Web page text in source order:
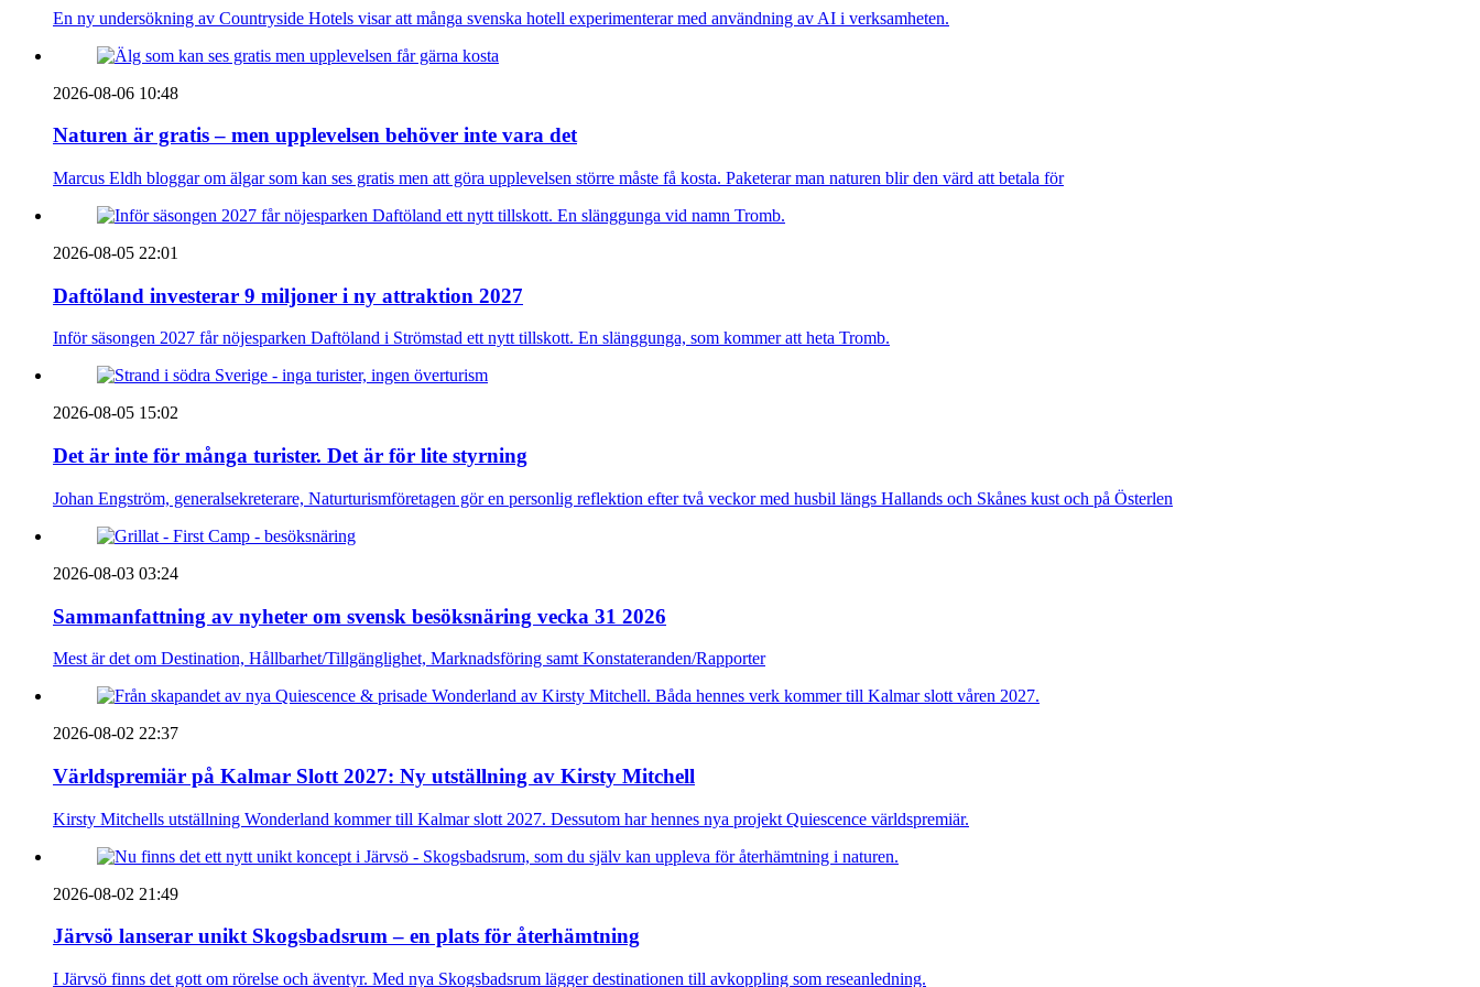
En ny undersökning av Countryside Hotels visar att många svenska hotell experimenterar med användning av AI i verksamheten.
2026-08-06 10:48
Naturen är gratis – men upplevelsen behöver inte vara det
Marcus Eldh bloggar om älgar som kan ses gratis men att göra upplevelsen större måste få kosta. Paketerar man naturen blir den värd att betala för
2026-08-05 22:01
Daftöland investerar 9 miljoner i ny attraktion 2027
Inför säsongen 2027 får nöjesparken Daftöland i Strömstad ett nytt tillskott. En slänggunga, som kommer att heta Tromb.
2026-08-05 15:02
Det är inte för många turister. Det är för lite styrning
Johan Engström, generalsekreterare, Naturturismföretagen gör en personlig reflektion efter två veckor med husbil längs Hallands och Skånes kust och på Österlen
2026-08-03 03:24
Sammanfattning av nyheter om svensk besöksnäring vecka 31 2026
Mest är det om Destination, Hållbarhet/Tillgänglighet, Marknadsföring samt Konstateranden/Rapporter
2026-08-02 22:37
Världspremiär på Kalmar Slott 2027: Ny utställning av Kirsty Mitchell
Kirsty Mitchells utställning Wonderland kommer till Kalmar slott 2027. Dessutom har hennes nya projekt Quiescence världspremiär.
2026-08-02 21:49
Järvsö lanserar unikt Skogsbadsrum – en plats för återhämtning
I Järvsö finns det gott om rörelse och äventyr. Med nya Skogsbadsrum lägger destinationen till avkoppling som reseanledning.